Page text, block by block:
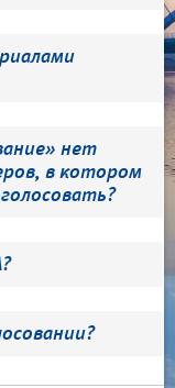
нет
в котором